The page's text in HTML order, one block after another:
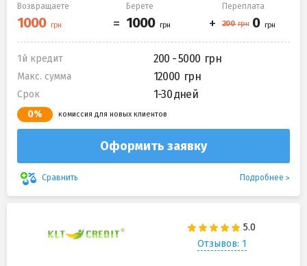
Возвращаете Берете Переплата
1й кредит 200 - 5000
Макс. сумма 12000
Срок 1-30 дней
0% комиссия для новых клиентов
Оформить заявку
Сравнить Подробнее
Отзывов: 1